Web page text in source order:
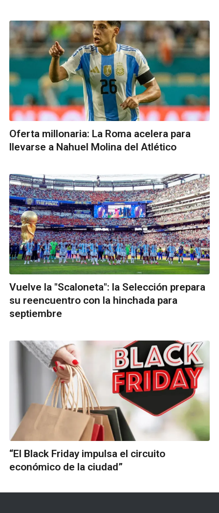
Oferta millonaria: La Roma acelera para
llevarse a Nahuel Molina del Atlético
Vuelve la "Scaloneta": la Selección prepara
su reencuentro con la hinchada para
septiembre
“El Black Friday impulsa el circuito
económico de la ciudad”